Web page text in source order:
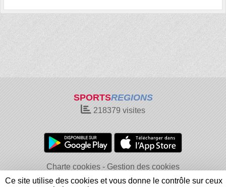
SPORTSREGIONS
218379 visites
Charte cookies
Gestion des cookies
Informations légales
Signaler un contenu inapproprié
Ce site utilise des cookies et vous donne le contrôle sur ceux